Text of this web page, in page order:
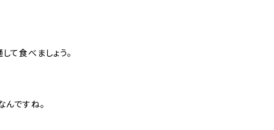
て食べましょう。
ですね。